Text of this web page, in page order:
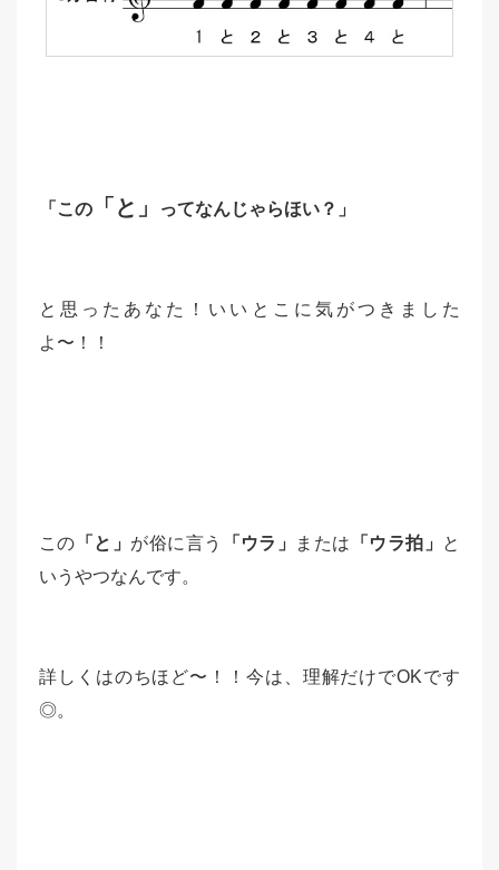
「この 「と」 ってなんじゃらほい？」
と思ったあなた！いいとこに気がつきました
よ〜！！
この 「と」 が俗に言う 「ウラ」 または 「ウラ拍」
と
いうやつなんです。
詳しくはのちほど〜！！今は、理解だけでOKです
◎。